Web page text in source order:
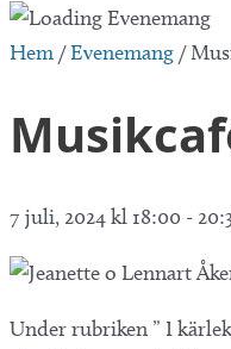
Hem /Evenemang /
7 juli, 2024 kl 18:00 -
Under rubriken ” I